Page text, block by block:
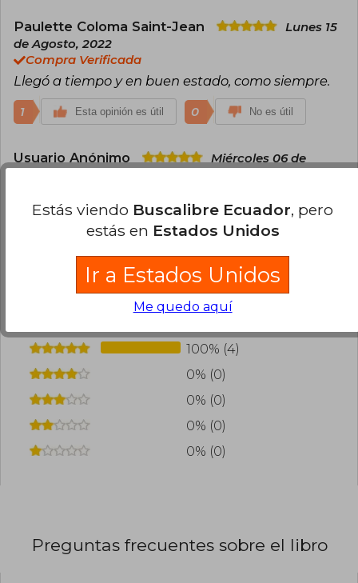
Paulette Coloma Saint-Jean
Lunes 15
de Agosto, 2022
Compra Verificada
Llegó a tiempo y en buen estado, como siempre.
1 Esta opinión es útil 0 No es útil
Usuario Anónimo
Miércoles 06 de
Lo compré para mi hijo y está feliz
agregar tu propia evaluación.
100% (4)
0% (0)
0% (0)
0% (0)
0% (0)
Preguntas frecuentes sobre el libro
Estás viendo Buscalibre Ecuador, pero
estás en Estados Unidos
Ir a Estados Unidos
Me quedo aquí